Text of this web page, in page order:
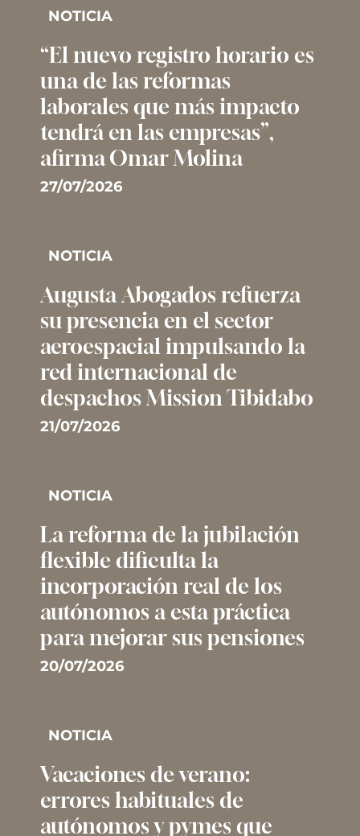
NOTICIA
“El nuevo registro horario es
una de las reformas
laborales que más impacto
tendrá en las empresas”,
afirma Omar Molina
27/07/2026
NOTICIA
Augusta Abogados refuerza
su presencia en el sector
aeroespacial impulsando la
red internacional de
despachos Mission Tibidabo
21/07/2026
NOTICIA
La reforma de la jubilación
flexible dificulta la
incorporación real de los
autónomos a esta práctica
para mejorar sus pensiones
20/07/2026
NOTICIA
Vacaciones de verano:
errores habituales de
autónomos y pymes que